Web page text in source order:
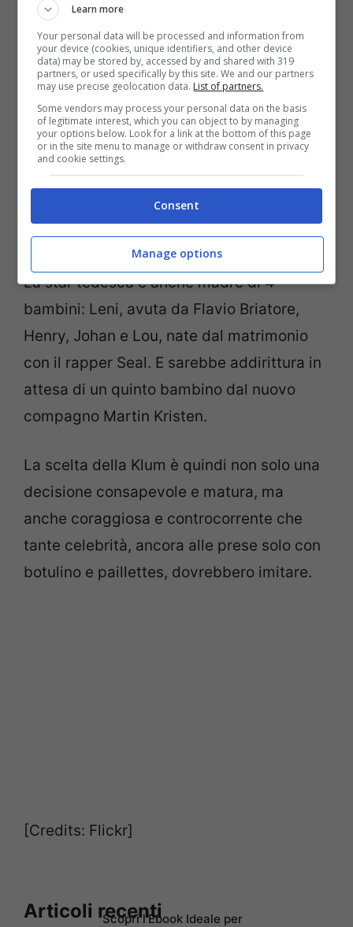
seconda.
La star tedesca è anche madre di 4
bambini: Leni, avuta da Flavio Briatore,
Henry, Johan e Lou, nate dal matrimonio
con il rapper Seal. E sarebbe addirittura in
attesa di un quinto bambino dal nuovo
compagno Martin Kristen.
La scelta della Klum è quindi non solo una
decisione consapevole e matura, ma
anche coraggiosa e controcorrente che
tante celebrità, ancora alle prese solo con
botulino e paillettes, dovrebbero imitare.
[Credits: Flickr]
Articoli recentiScopri l’Ebook Ideale per
Learn more
Your personal data will be processed and information from
your device (cookies, unique identifiers, and other device
data) may be stored by, accessed by and shared with 319
partners, or used specifically by this site. We and our partners
may use precise geolocation data. List of partners.
Some vendors may process your personal data on the basis
of legitimate interest, which you can object to by managing
your options below. Look for a link at the bottom of this page
or in the site menu to manage or withdraw consent in privacy
and cookie settings.
Consent
Manage options